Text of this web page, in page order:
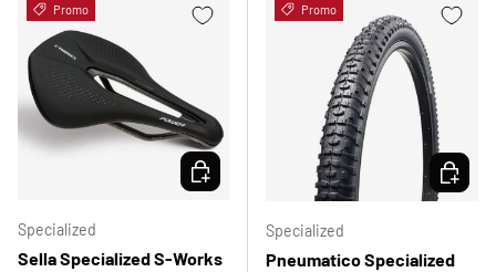
Promo
Specialized
Sella Specialized S-Works
SCEGLI OPZIONI
Promo
Specialized
Pneumatico Specialized
SCEGLI